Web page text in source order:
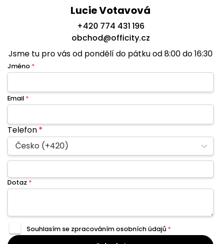
Lucie Votavová
+420 774 431 196
obchod@officity.cz
Jsme tu pro vás od pondělí do pátku od 8:00 do 16:30
Jméno *
Email *
Telefon*
Česko (+420)
Dotaz *
Souhlasím se zpracovánímosobních údajů *